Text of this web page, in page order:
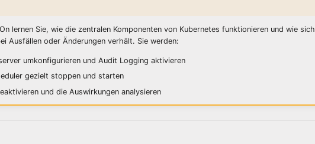
lernen Sie, wie die zentralen Komponenten von Kubernetes funktionieren und wie sich
Ausfällen oder Änderungen verhält. Sie werden:
umkonfigurieren und Audit Logging aktivieren
gezielt stoppen und starten
und die Auswirkungen analysieren